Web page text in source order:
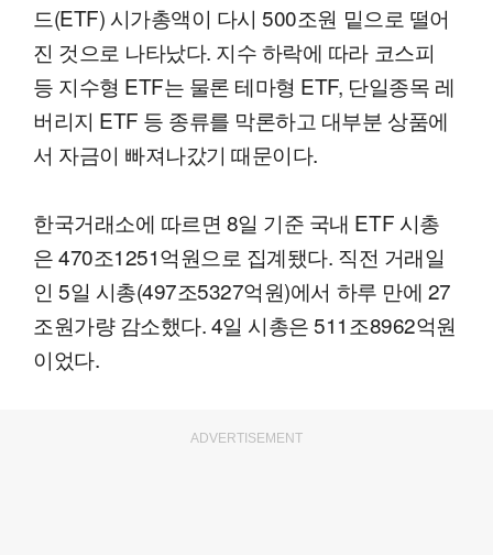
드(ETF) 시가총액이 다시 500조원 밑으로 떨어
진 것으로 나타났다. 지수 하락에 따라 코스피
등 지수형 ETF는 물론 테마형 ETF, 단일종목 레
버리지 ETF 등 종류를 막론하고 대부분 상품에
서 자금이 빠져나갔기 때문이다.
한국거래소에 따르면 8일 기준 국내 ETF 시총
은 470조1251억원으로 집계됐다. 직전 거래일
인 5일 시총(497조5327억원)에서 하루 만에 27
조원가량 감소했다. 4일 시총은 511조8962억원
이었다.
ADVERTISEMENT